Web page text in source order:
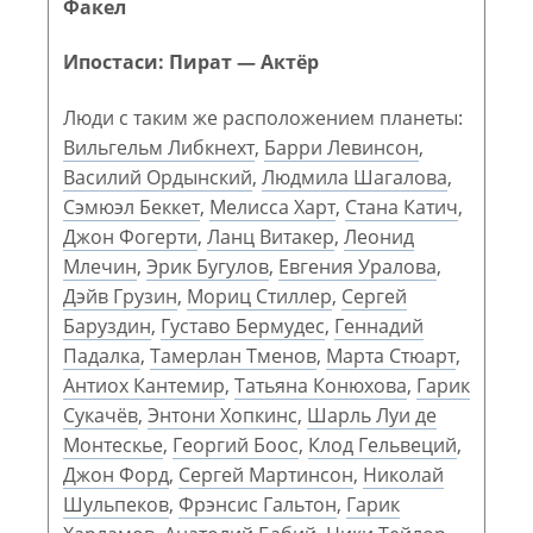
Факел
Ипостаси: Пират — Актёр
Люди с таким же расположением планеты:
Вильгельм Либкнехт, Барри Левинсон,
Василий Ордынский, Людмила Шагалова,
Сэмюэл Беккет, Мелисса Харт, Стана Катич,
Джон Фогерти, Ланц Витакер, Леонид
Млечин, Эрик Бугулов, Евгения Уралова,
Дэйв Грузин, Мориц Стиллер, Сергей
Баруздин, Густаво Бермудес, Геннадий
Падалка, Тамерлан Тменов, Марта Стюарт,
Антиох Кантемир, Татьяна Конюхова, Гарик
Сукачёв, Энтони Хопкинс, Шарль Луи де
Монтескье, Георгий Боос, Клод Гельвеций,
Джон Форд, Сергей Мартинсон, Николай
Шульпеков, Фрэнсис Гальтон, Гарик